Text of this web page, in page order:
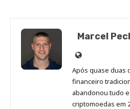
Marcel
Site
de
Marcel
Pechman
Após quase duas
financeiro
abandonou tudo
criptomoedas em